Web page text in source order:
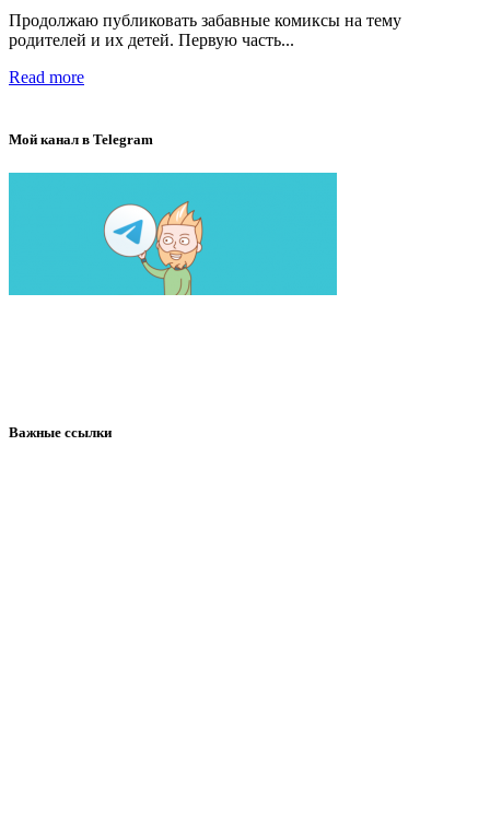
Продолжаю публиковать забавные комиксы на тему
родителей и их детей. Первую часть...
Read more
Мой канал в Telegram
Важные ссылки